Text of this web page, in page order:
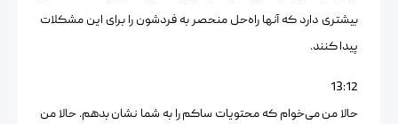
بیشتری دارد که آنها راه‌حل منحصر به فردشون را برای این مشکلات
پیدا کنند.
13:12
حالا من می‌خوام که محتویات ساکم را به شما نشان بدهم. حالا من